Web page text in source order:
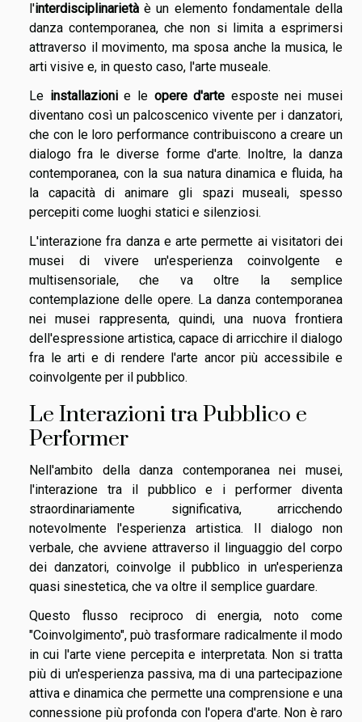
l'interdisciplinarietà è un elemento fondamentale della
danza contemporanea, che non si limita a esprimersi
attraverso il movimento, ma sposa anche la musica, le
arti visive e, in questo caso, l'arte museale.
Le installazionie le opere d'arte esposte nei musei
diventano così un palcoscenico vivente per i danzatori,
che con le loro performance contribuiscono a creare un
dialogo fra le diverse forme d'arte. Inoltre, la danza
contemporanea, con la sua natura dinamica e fluida, ha
la capacità di animare gli spazi museali, spesso
percepiti come luoghi statici e silenziosi.
L'interazione fra danza e arte permette ai visitatori dei
musei di vivere un'esperienza coinvolgente e
multisensoriale, che va oltre la semplice
contemplazione delle opere. La danza contemporanea
nei musei rappresenta, quindi, una nuova frontiera
dell'espressione artistica, capace di arricchire il dialogo
fra le arti e di rendere l'arte ancor più accessibile e
coinvolgente per il pubblico.
Le Interazioni tra Pubblico e
Performer
Nell'ambito della danza contemporanea nei musei,
l'interazione tra il pubblico e i performer diventa
straordinariamente significativa, arricchendo
notevolmente l'esperienza artistica. Il dialogo non
verbale, che avviene attraverso il linguaggio del corpo
dei danzatori, coinvolge il pubblico in un'esperienza
quasi sinestetica, che va oltre il semplice guardare.
Questo flusso reciproco di energia, noto come
"Coinvolgimento", può trasformare radicalmente il modo
in cui l'arte viene percepita e interpretata. Non si tratta
più di un'esperienza passiva, ma di una partecipazione
attiva e dinamica che permette una comprensione e una
connessione più profonda con l'opera d'arte. Non è raro